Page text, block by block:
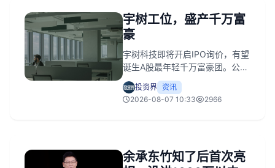
宇树工位，盛产千万富
豪
宇树科技即将开启IPO询价，有望
诞生A股最年轻千万富豪团。公司
2025年营收近17亿且连续盈利，
此次上市不仅将确立具身智能估
值锚点，更将加速行业洗牌。
投资界 资讯
2026-08-07 10:33
2966
余承东竹知了后首次亮